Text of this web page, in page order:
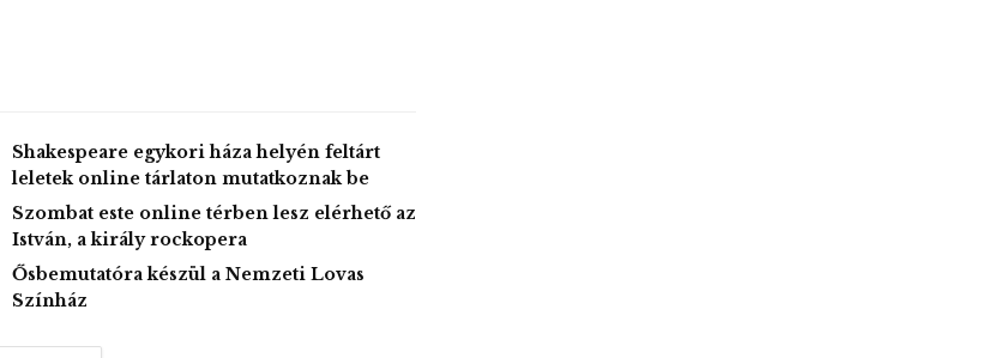
Shakespeare egykori háza helyén feltárt
leletek online tárlaton mutatkoznak be
Szombat este online térben lesz elérhető az
István, a király rockopera
Ősbemutatóra készül a Nemzeti Lovas
Színház